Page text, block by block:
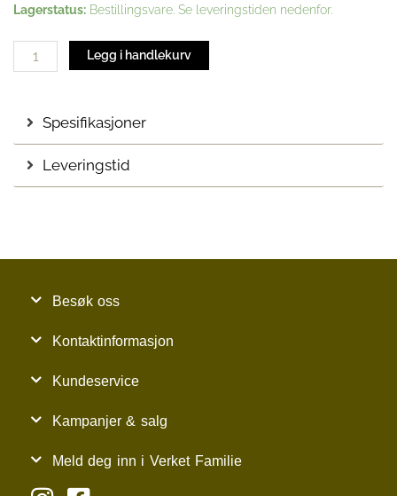
Lagerstatus: Bestillingsvare. Se leveringstiden nedenfor.
CH293
Legg i handlekurv
Spesifikasjoner
Leveringstid
Besøk oss
Kontaktinformasjon
Kundeservice
Kampanjer & salg
Meld deg inn i Verket Familie